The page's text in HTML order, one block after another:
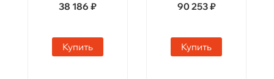
38 186 ₽
Купить
90 253 ₽
Купить